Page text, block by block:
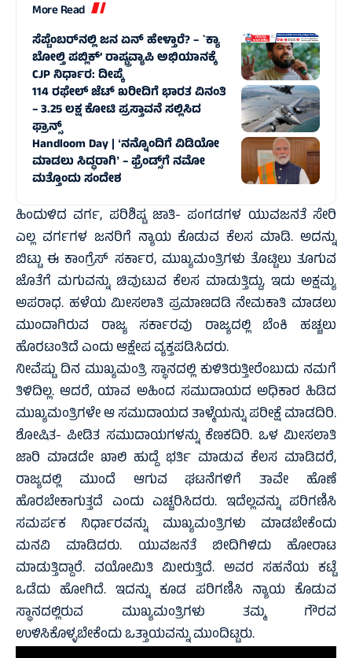
More Read
ಸೆಪ್ಟೆಂಬರ್‌ನಲ್ಲಿ ಜನ ಏನ್‌ ಹೇಳ್ತಾರೆ? – `ಕ್ಯಾ
ಬೋಲ್ತಿ ಪಬ್ಲಿಕ್’ ರಾಷ್ಟ್ರವ್ಯಾಪಿ ಅಭಿಯಾನಕ್ಕೆ
CJP ನಿರ್ಧಾರ: ದೀಪ್ಕೆ
114 ರಫೇಲ್ ಜೆಟ್‌ ಖರೀದಿಗೆ ಭಾರತ ವಿನಂತಿ
– 3.25 ಲಕ್ಷ ಕೋಟಿ ಪ್ರಸ್ತಾವನೆ ಸಲ್ಲಿಸಿದ
ಫ್ರಾನ್ಸ್‌
Handloom Day | ʻನನ್ನೊಂದಿಗೆ ವಿಡಿಯೋ
ಮಾಡಲು ಸಿದ್ಧರಾಗಿʼ – ಫ್ರೆಂಡ್ಸ್‌ಗೆ ನಮೋ
ಮತ್ತೊಂದು ಸಂದೇಶ
ಹಿಂದುಳಿದ ವರ್ಗ, ಪರಿಶಿಷ್ಟ ಜಾತಿ- ಪಂಗಡಗಳ ಯುವಜನತೆ ಸೇರಿ
ಎಲ್ಲ ವರ್ಗಗಳ ಜನರಿಗೆ ನ್ಯಾಯ ಕೊಡುವ ಕೆಲಸ ಮಾಡಿ. ಅದನ್ನು
ಬಿಟ್ಟು ಈ ಕಾಂಗ್ರೆಸ್ ಸರ್ಕಾರ, ಮುಖ್ಯಮಂತ್ರಿಗಳು ತೊಟ್ಟಿಲು ತೂಗುವ
ಜೊತೆಗೆ ಮಗುವನ್ನು ಚಿವುಟುವ ಕೆಲಸ ಮಾಡುತ್ತಿದ್ದು, ಇದು ಅಕ್ಷಮ್ಯ
ಅಪರಾಧ. ಹಳೆಯ ಮೀಸಲಾತಿ ಪ್ರಮಾಣದಡಿ ನೇಮಕಾತಿ ಮಾಡಲು
ಮುಂದಾಗಿರುವ ರಾಜ್ಯ ಸರ್ಕಾರವು ರಾಜ್ಯದಲ್ಲಿ ಬೆಂಕಿ ಹಚ್ಚಲು
ಹೊರಟಂತಿದೆ ಎಂದು ಆಕ್ಷೇಪ ವ್ಯಕ್ತಪಡಿಸಿದರು.
ನೀವೆಷ್ಟು ದಿನ ಮುಖ್ಯಮಂತ್ರಿ ಸ್ಥಾನದಲ್ಲಿ ಕುಳಿತಿರುತ್ತೀರೆಂಬುದು ನಮಗೆ
ತಿಳಿದಿಲ್ಲ. ಆದರೆ, ಯಾವ ಅಹಿಂದ ಸಮುದಾಯದ ಅಧಿಕಾರ ಹಿಡಿದ
ಮುಖ್ಯಮಂತ್ರಿಗಳೇ ಆ ಸಮುದಾಯದ ತಾಳ್ಮೆಯನ್ನು ಪರೀಕ್ಷೆ ಮಾಡದಿರಿ.
ಶೋಷಿತ- ಪೀಡಿತ ಸಮುದಾಯಗಳನ್ನು ಕೆಣಕದಿರಿ. ಒಳ ಮೀಸಲಾತಿ
ಜಾರಿ ಮಾಡದೇ ಖಾಲಿ ಹುದ್ದೆ ಭರ್ತಿ ಮಾಡುವ ಕೆಲಸ ಮಾಡಿದರೆ,
ರಾಜ್ಯದಲ್ಲಿ ಮುಂದೆ ಆಗುವ ಘಟನೆಗಳಿಗೆ ತಾವೇ ಹೊಣೆ
ಹೊರಬೇಕಾಗುತ್ತದೆ ಎಂದು ಎಚ್ಚರಿಸಿದರು. ಇದೆಲ್ಲವನ್ನು ಪರಿಗಣಿಸಿ
ಸಮರ್ಪಕ ನಿರ್ಧಾರವನ್ನು ಮುಖ್ಯಮಂತ್ರಿಗಳು ಮಾಡಬೇಕೆಂದು
ಮನವಿ ಮಾಡಿದರು. ಯುವಜನತೆ ಬೀದಿಗಿಳಿದು ಹೋರಾಟ
ಮಾಡುತ್ತಿದ್ದಾರೆ. ವಯೋಮಿತಿ ಮೀರುತ್ತಿದೆ. ಅವರ ಸಹನೆಯ ಕಟ್ಟೆ
ಒಡೆದು ಹೋಗಿದೆ. ಇದನ್ನು ಕೂಡ ಪರಿಗಣಿಸಿ ನ್ಯಾಯ ಕೊಡುವ
ಸ್ಥಾನದಲ್ಲಿರುವ ಮುಖ್ಯಮಂತ್ರಿಗಳು ತಮ್ಮ ಗೌರವ
ಉಳಿಸಿಕೊಳ್ಳಬೇಕೆಂದು ಒತ್ತಾಯವನ್ನು ಮುಂದಿಟ್ಟರು.